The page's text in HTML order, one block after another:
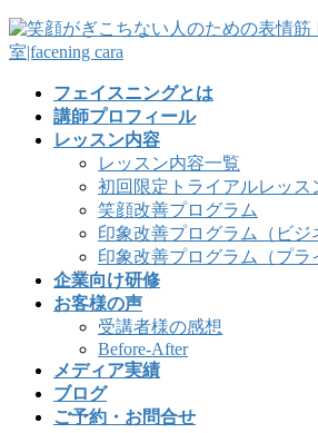
フェイスニングとは
講師プロフィール
レッスン内容
レッスン内容一覧
初回限定トライアルレッス
笑顔改善プログラム
印象改善プログラム（ビジ
印象改善プログラム（プラ
企業向け研修
お客様の声
受講者様の感想
Before-After
メディア実績
ブログ
ご予約・お問合せ